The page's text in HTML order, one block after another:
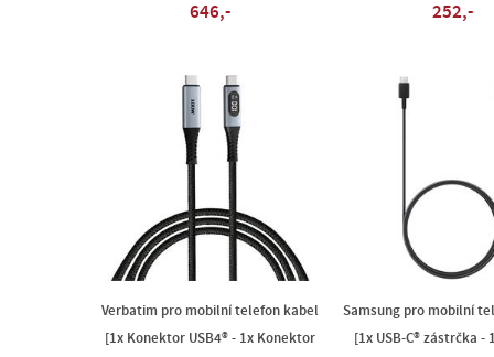
646,- 252,-
Verbatim pro mobilní telefon kabel
[1x Konektor USB4® - 1x Konektor
Samsung pro mobilní
[1x USB-C® zástrčka -